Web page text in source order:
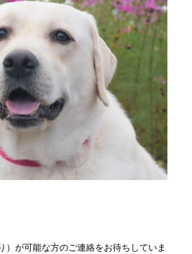
）が可能な方のご連絡をお待ちしていま